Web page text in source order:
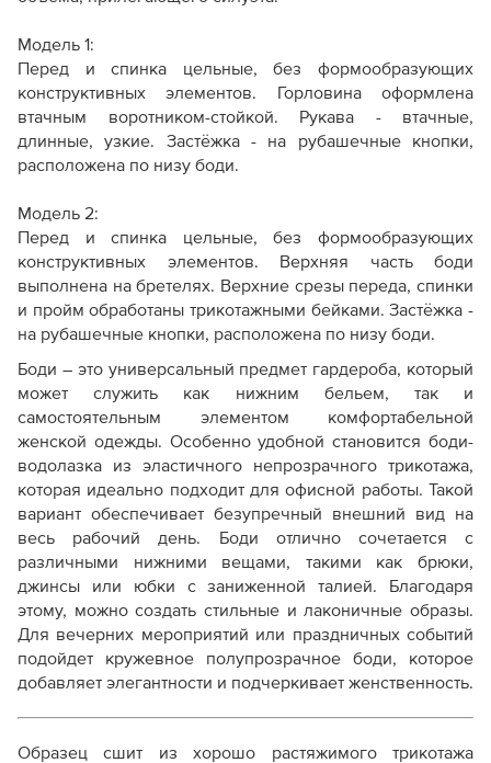
Модель 1:
Перед и спинка цельные, без формообразующих
конструктивных элементов. Горловина оформлена
втачным воротником-стойкой.
Рукава - втачные,
длинные, узкие. Застёжка - на рубашечные кнопки,
расположена по низу боди.
Модель 2:
Перед и спинка цельные, без формообразующих
конструктивных элементов. Верхняя часть боди
выполнена на бретелях. Верхние срезы переда, спинки
и пройм обработаны трикотажными бейками. Застёжка -
на рубашечные кнопки, расположена по низу боди.
Боди – это универсальный предмет гардероба, который
может служить как нижним бельем, так и
самостоятельным элементом комфортабельной
женской одежды. Особенно удобной становится боди-
водолазка из эластичного непрозрачного трикотажа,
которая идеально подходит для офисной работы. Такой
вариант обеспечивает безупречный внешний вид на
весь рабочий день. Боди отлично сочетается с
различными нижними вещами, такими как брюки,
джинсы или юбки с заниженной талией. Благодаря
этому, можно создать стильные и лаконичные образы.
Для вечерних мероприятий или праздничных событий
подойдет кружевное полупрозрачное боди, которое
добавляет элегантности и подчеркивает женственность.
Образец сшит из хорошо растяжимого трикотажа